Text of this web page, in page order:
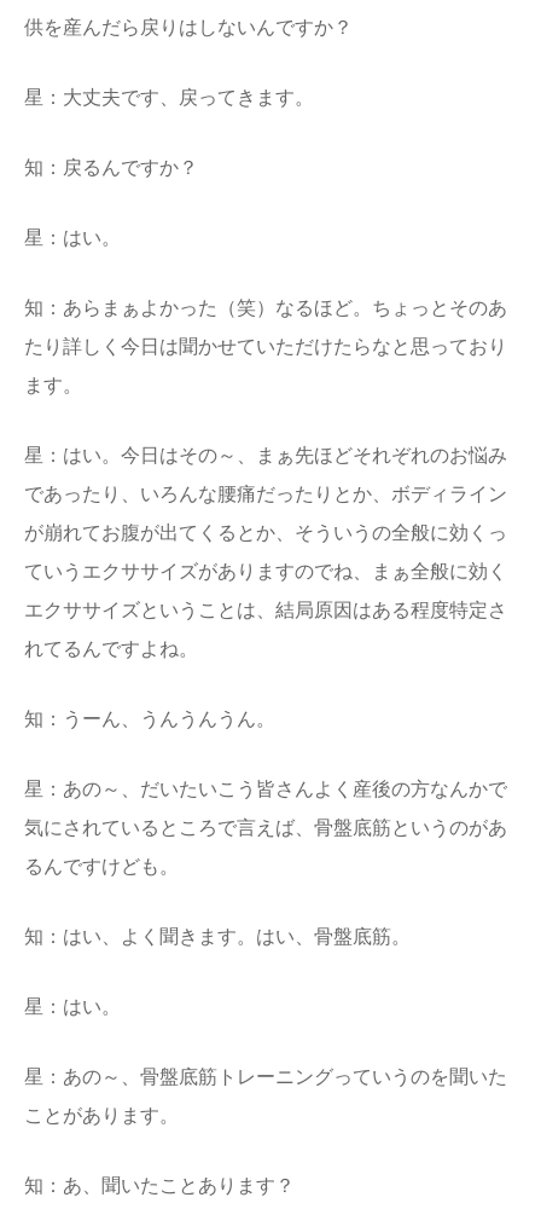
供を産んだら戻りはしないんですか？
星：大丈夫です、戻ってきます。
知：戻るんですか？
星：はい。
知：あらまぁよかった（笑）なるほど。ちょっとそのあ
たり詳しく今日は聞かせていただけたらなと思っており
ます。
星：はい。今日はその～、まぁ先ほどそれぞれのお悩み
であったり、いろんな腰痛だったりとか、ボディライン
が崩れてお腹が出てくるとか、そういうの全般に効くっ
ていうエクササイズがありますのでね、まぁ全般に効く
エクササイズということは、結局原因はある程度特定さ
れてるんですよね。
知：うーん、うんうんうん。
星：あの～、だいたいこう皆さんよく産後の方なんかで
気にされているところで言えば、骨盤底筋というのがあ
るんですけども。
知：はい、よく聞きます。はい、骨盤底筋。
星：はい。
星：あの～、骨盤底筋トレーニングっていうのを聞いた
ことがあります。
知：あ、聞いたことあります？